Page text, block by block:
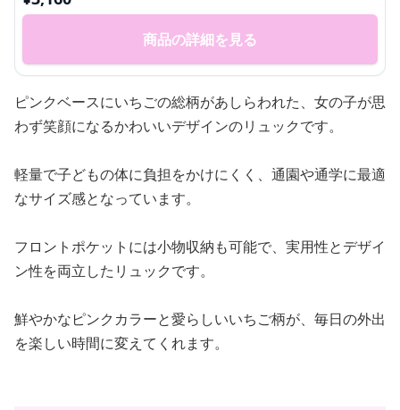
商品の詳細を見る
ピンクベースにいちごの総柄があしらわれた、女の子が思
わず笑顔になるかわいいデザインのリュックです。
軽量で子どもの体に負担をかけにくく、通園や通学に最適
なサイズ感となっています。
フロントポケットには小物収納も可能で、実用性とデザイ
ン性を両立したリュックです。
鮮やかなピンクカラーと愛らしいいちご柄が、毎日の外出
を楽しい時間に変えてくれます。